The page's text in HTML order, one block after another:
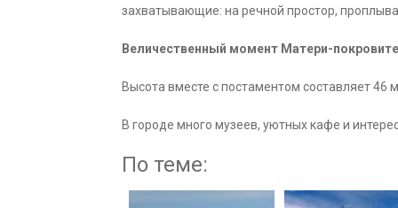
захватывающие: на речной простор,
Величественный момент Матери-
Высота вместе с постаментом составляет 46
В городе много музеев, уютных кафе и
По теме: